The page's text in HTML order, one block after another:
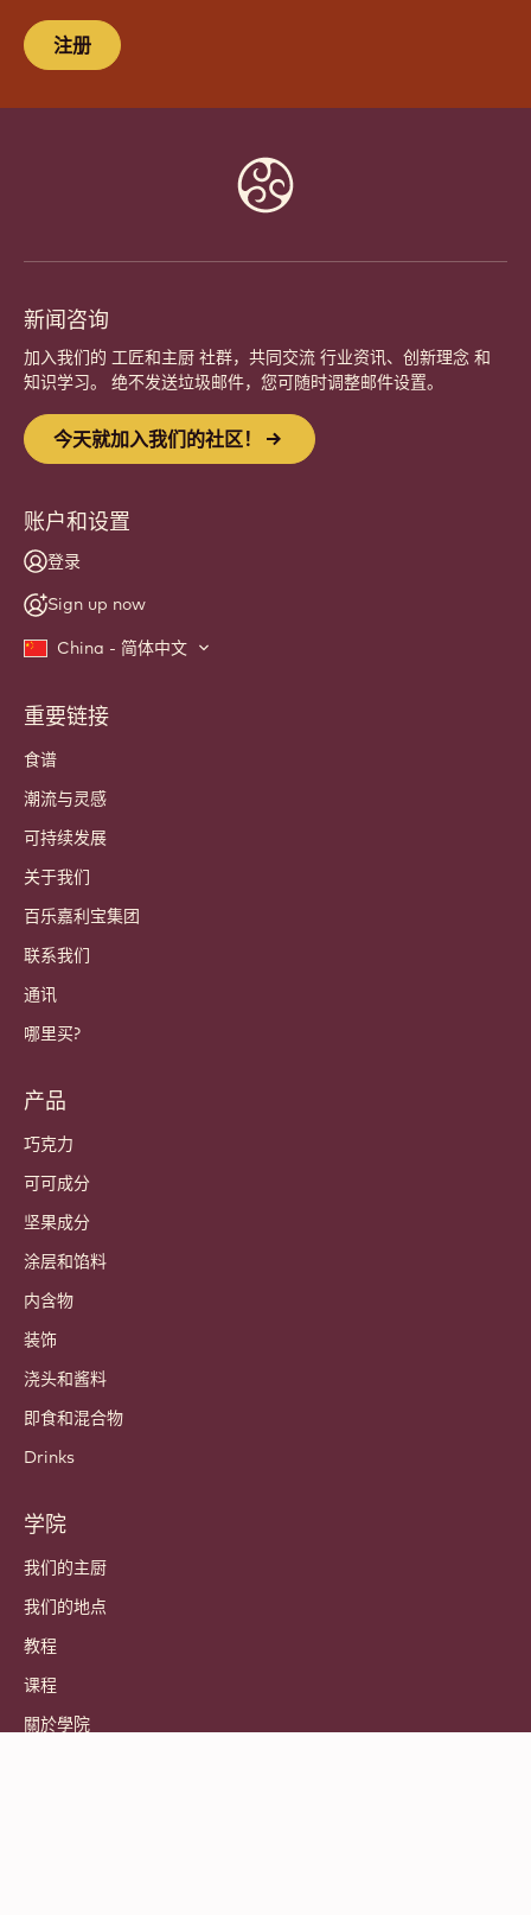
注册
新闻咨询
加入我们的 工匠和主厨 社群，共同交流 行业资讯、创新理念 和
知识学习。 绝不发送垃圾邮件，您可随时调整邮件设置。
今天就加入我们的社区！
账户和设置
登录
Sign up now
China - 简体中文
Footer
Callebaut
重要链接
食谱
潮流与灵感
可持续发展
关于我们
百乐嘉利宝集团
联系我们
通讯
哪里买?
产品
巧克力
可可成分
坚果成分
涂层和馅料
内含物
装饰
浇头和酱料
即食和混合物
Drinks
学院
我们的主厨
我们的地点
教程
课程
關於學院